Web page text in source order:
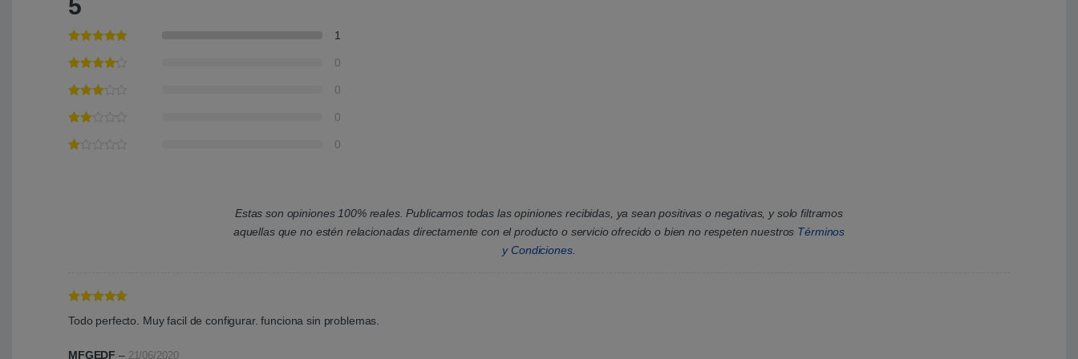
5
1
0
0
0
0
Estas son opiniones 100% reales. Publicamos todas las opiniones recibidas, ya sean positivas o negativas, y solo filtramos
aquellas que no estén relacionadas directamente con el producto o servicio ofrecido o bien no respeten nuestros Términos
y Condiciones.
5de 5
Todo perfecto. Muy facil de configurar. funciona sin problemas.
MFGEDF – 21/06/2020